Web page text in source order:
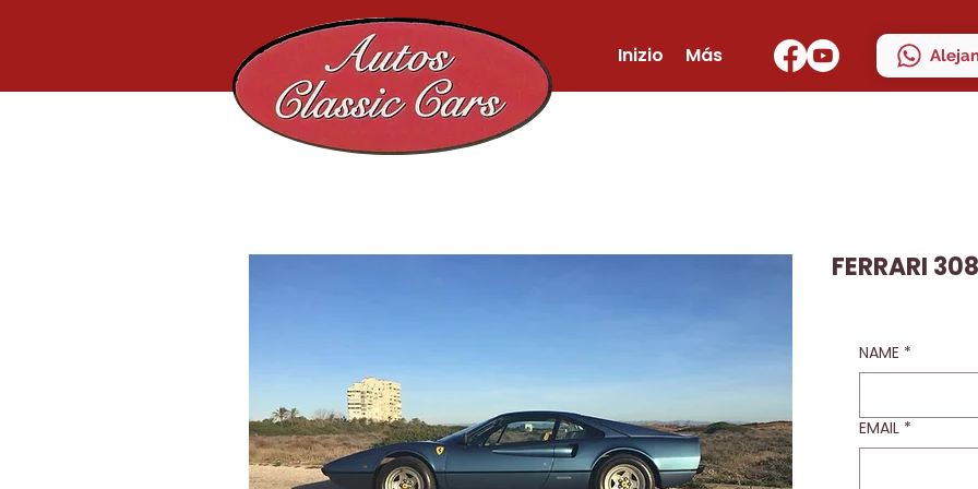
Inizio Más
FERRARI
NAME *
EMAIL *